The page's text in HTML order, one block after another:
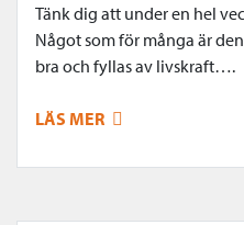
Tänk dig att under en hel
Något som för många är
bra och fyllas av livskraft….
LÄS MER